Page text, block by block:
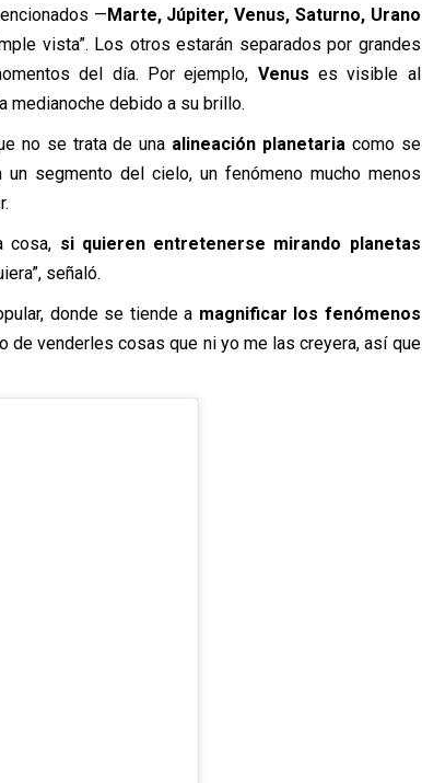
—Marte, Júpiter, Venus, Saturno, Urano
vista”. Los otros estarán separados por grandes
del día. Por ejemplo, Venus es visible al
medianoche debido a su brillo.
no se trata de una alineación planetariacomo se
segmento del cielo, un fenómeno mucho menos
cosa, si quieren entretenerse mirando planetas
señaló.
donde se tiende a magnificar los fenómenos
de venderles cosas que ni yo me las creyera, así que